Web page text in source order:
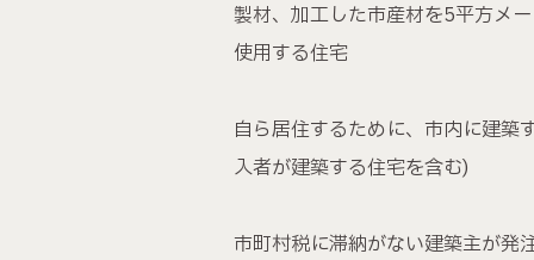
製材、加工した市産材を5平方メ
使用する住宅
自ら居住するために、市内に建築
入者が建築する住宅を含む)
市町村税に滞納がない建築主が発